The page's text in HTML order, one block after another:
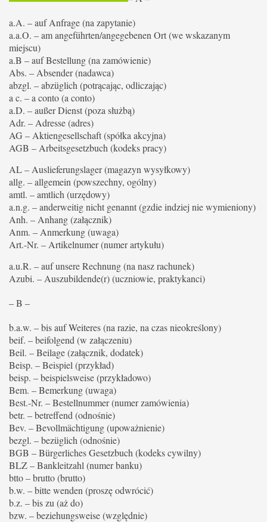
a.A. – auf Anfrage (na zapytanie)
a.a.O. – am angeführten/angegebenen Ort (we wskazanym
miejscu)
a.B – auf Bestellung (na zamówienie)
Abs. – Absender (nadawca)
abzgl. – abzüglich (potrącając, odliczając)
a c. – a conto (a conto)
a.D. – außer Dienst (poza służbą)
Adr. – Adresse (adres)
AG – Aktiengesellschaft (spółka akcyjna)
AGB – Arbeitsgesetzbuch (kodeks pracy)
AL – Auslieferungslager (magazyn wysyłkowy)
allg. – allgemein (powszechny, ogólny)
amtl. – amtlich (urzędowy)
a.n.g. – anderweitig nicht genannt (gzdie indziej nie wymieniony)
Anh. – Anhang (załącznik)
Anm. – Anmerkung (uwaga)
Art.-Nr. – Artikelnumer (numer artykułu)
a.u.R. – auf unsere Rechnung (na nasz rachunek)
Azubi. – Auszubildende(r) (uczniowie, praktykanci)
– B –
b.a.w. – bis auf Weiteres (na razie, na czas nieokreślony)
beif. – beifolgend (w załączeniu)
Beil. – Beilage (załącznik, dodatek)
Beisp. – Beispiel (przykład)
beisp. – beispielsweise (przykładowo)
Bem. – Bemerkung (uwaga)
Best.-Nr. – Bestellnummer (numer zamówienia)
betr. – betreffend (odnośnie)
Bev. – Bevollmächtigung (upoważnienie)
bezgl. – bezüglich (odnośnie)
BGB – Bürgerliches Gesetzbuch (kodeks cywilny)
BLZ – Bankleitzahl (numer banku)
btto – brutto (brutto)
b.w. – bitte wenden (proszę odwrócić)
b.z. – bis zu (aż do)
bzw. – beziehungsweise (względnie)